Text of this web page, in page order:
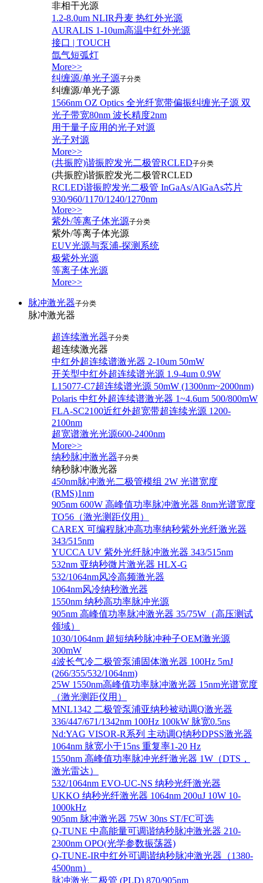
非相干光源
1.2-8.0um NLIR丹麦 热红外光源
AURALIS 1-10um高温中红外光源
接口 | TOUCH
氙气短弧灯
More>>
纠缠源/单光子源子分类
纠缠源/单光子源
1566nm OZ Optics 全光纤宽带偏振纠缠光子源 双
光子带宽80nm 波长精度2nm
用于量子应用的光子对源
光子对源
More>>
(共振腔)谐振腔发光二极管RCLED子分类
(共振腔)谐振腔发光二极管RCLED
RCLED谐振腔发光二极管 InGaAs/AlGaAs芯片
930/960/1170/1240/1270nm
More>>
紫外/等离子体光源子分类
紫外/等离子体光源
EUV光源与泵浦-探测系统
极紫外光源
等离子体光源
More>>
脉冲激光器子分类
脉冲激光器
超连续激光器子分类
超连续激光器
中红外超连续谱激光器 2-10um 50mW
开关型中红外超连续谱光源 1.9-4um 0.9W
L15077-C7超连续谱光源 50mW (1300nm~2000nm)
Polaris 中红外超连续谱激光器 1~4.6um 500/800mW
FLA-SC2100近红外超宽带超连续光源 1200-
2100nm
超宽谱激光光源600-2400nm
More>>
纳秒脉冲激光器子分类
纳秒脉冲激光器
450nm脉冲激光二极管模组 2W 光谱宽度
(RMS)1nm
905nm 600W 高峰值功率脉冲激光器 8nm光谱宽度
TO56（激光测距仪用）
CAREX 可编程脉冲高功率纳秒紫外光纤激光器
343/515nm
YUCCA UV 紫外光纤脉冲激光器 343/515nm
532nm 亚纳秒微片激光器 HLX-G
532/1064nm风冷高频激光器
1064nm风冷纳秒激光器
1550nm 纳秒高功率脉冲光源
905nm 高峰值功率脉冲激光器 35/75W（高压测试
领域）
1030/1064nm 超短纳秒脉冲种子OEM激光源
300mW
4波长气冷二极管泵浦固体激光器 100Hz 5mJ
(266/355/532/1064nm)
25W 1550nm高峰值功率脉冲激光器 15nm光谱宽度
（激光测距仪用）
MNL1342 二极管泵浦亚纳秒被动调Q激光器
336/447/671/1342nm 100Hz 100kW 脉宽0.5ns
Nd:YAG VISOR-R系列 主动调Q纳秒DPSS激光器
1064nm 脉宽小于15ns 重复率1-20 Hz
1550nm 高峰值功率脉冲光纤激光器 1W（DTS，
激光雷达）
532/1064nm EVO-UC-NS 纳秒光纤激光器
UKKO 纳秒光纤激光器 1064nm 200uJ 10W 10-
1000kHz
905nm 脉冲激光器 75W 30ns ST/FC可选
Q-TUNE 中高能量可调谐纳秒脉冲激光器 210-
2300nm OPO(光学参数振荡器)
Q-TUNE-IR中红外可调谐纳秒脉冲激光器（1380-
4500nm）
脉冲激光二极管 (PLD) 870/905nm